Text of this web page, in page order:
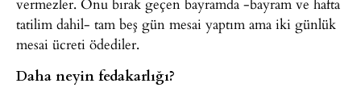
tatilim dahil- tam beş gün mesai yaptım ama iki günlük
mesai ücreti ödediler.
Daha neyin fedakarlığı?